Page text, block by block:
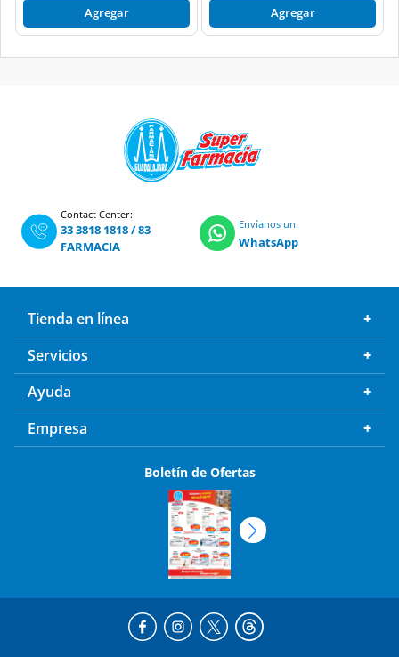
Agregar Agregar
Contact Center:
33 3818 1818/83
FARMACIA
Envíanos un
WhatsApp
Tienda en línea
Servicios
Ayuda
Empresa
Boletín de Ofertas